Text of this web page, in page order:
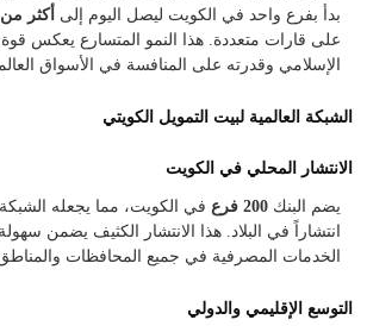
بدأ بفرع واحد في الكويت ليصل اليوم إلى أكثر من 300 فرع
على قارات متعددة. هذا النمو المتسارع يعكس
الإسلامي وقدرته على المنافسة في الأسواق
الشبكة العالمية لبيت التمويل الكويتي
الانتشار المحلي في الكويت
يضم البنك 200 فرع
في الكويت، مما يجعله
انتشاراً في البلاد. هذا الانتشار الكثيف يضمن
الخدمات المصرفية في جميع المحافظات
التوسع الإقليمي والدولي